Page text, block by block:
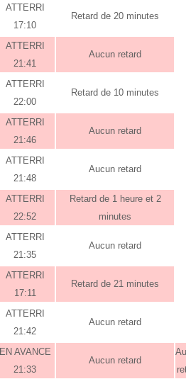
ATTERRI
17:10
Retard de 20 minutes
ATTERRI
21:41
Aucun retard
ATTERRI
22:00
Retard de 10 minutes
ATTERRI
21:46
Aucun retard
ATTERRI
21:48
Aucun retard
ATTERRI
22:52
Retard de 1 heure et 2
minutes
ATTERRI
21:35
Aucun retard
ATTERRI
17:11
Retard de 21 minutes
ATTERRI
21:42
Aucun retard
EN AVANCE
21:33
Aucun retard